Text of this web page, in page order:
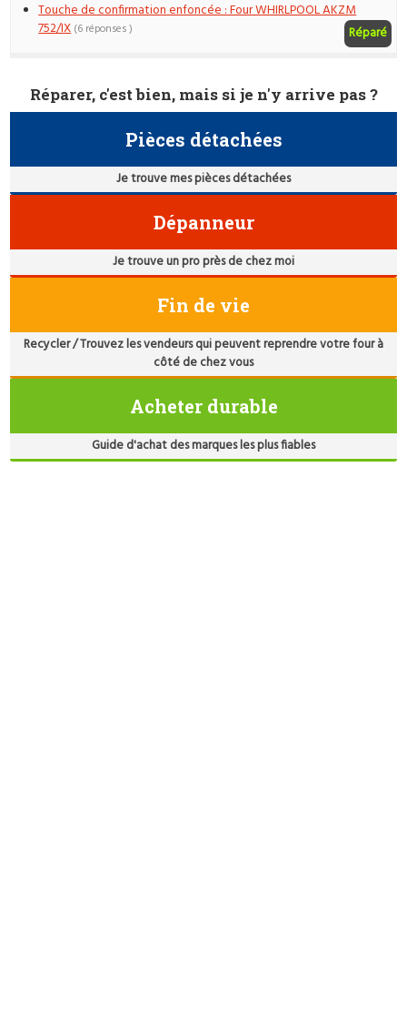
Touche de confirmation enfoncée : Four WHIRLPOOL AKZM
752/IX
Réparé
(6 réponses )
Réparer, c'est bien, mais si je n'y arrive pas ?
Pièces détachées
Je trouve mes pièces détachées
Dépanneur
Je trouve un pro près de chez moi
Fin de vie
Recycler / Trouvez les vendeurs qui peuvent reprendre votre four à
côté de chez vous
Acheter durable
Guide d'achat des marques les plus fiables